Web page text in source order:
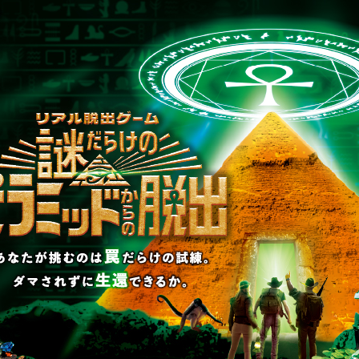
見つけた3枚の紙の解答入力/ヒント